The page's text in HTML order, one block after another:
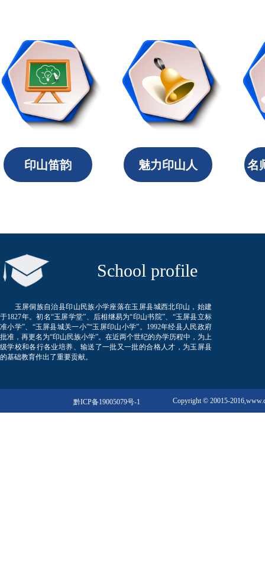
印山笛韵 名
魅力印山人
​ School profile
玉屏侗族自治县印山民族小学座落在玉屏县城西北印山，始建
于1827年。初名“玉屏学堂”、后相继易为“印山书院”、“玉屏县立标
准小学”、“玉屏县城关一小”“玉屏印山小学”。1992年经县人民政府
批准，再更名为“印山民族小学”。在近两个世纪的办学历程中，为上
级学校和各行各业培养、输送了一批又一批的合格人才，为玉屏县
的基础教育作出了重要贡献。
黔ICP备19005079号-1 Copyright © 20015-